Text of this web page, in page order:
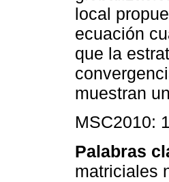
local
ecuación
que la
muestran
MSC2010:
Palabras
matriciales